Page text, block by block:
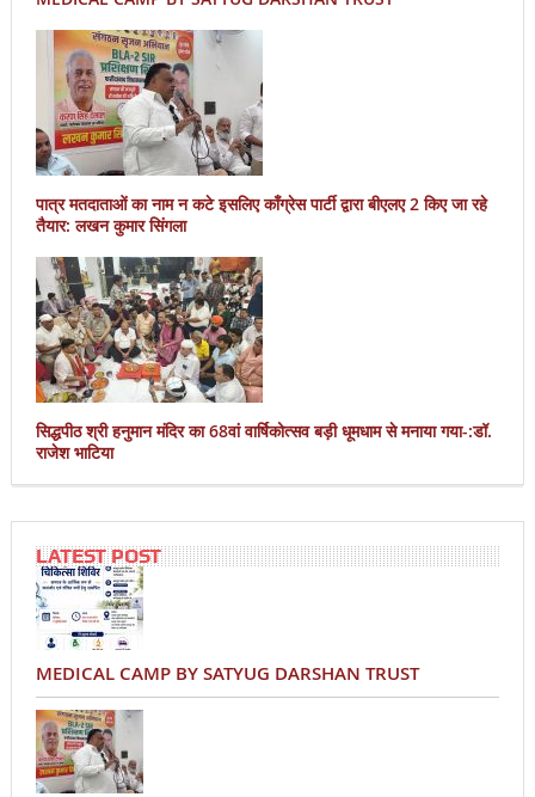
पात्र मतदाताओं का नाम न कटे इसलिए काँग्रेस पार्टी द्वारा बीएलए 2 किए जा रहे
तैयार: लखन कुमार सिंगला
सिद्धपीठ श्री हनुमान मंदिर का 68वां वार्षिकोत्सव बड़ी धूमधाम से मनाया गया-:डॉ.
राजेश भाटिया
LATEST POST
MEDICAL CAMP BY SATYUG DARSHAN TRUST